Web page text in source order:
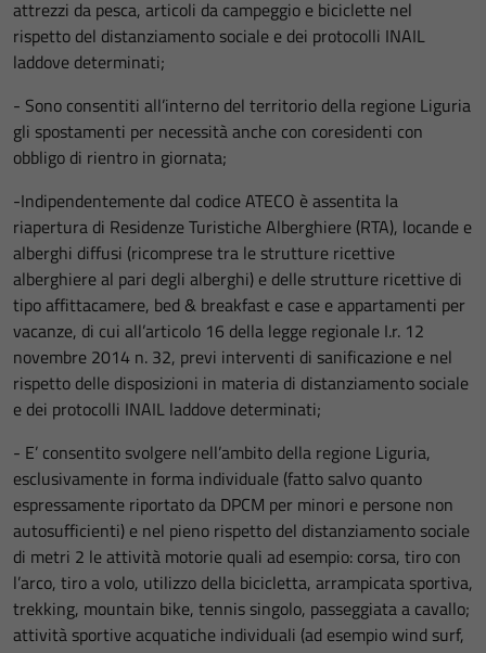
attrezzi da pesca, articoli da campeggio e biciclette nel
rispetto del distanziamento sociale e dei protocolli INAIL
laddove determinati;
- Sono consentiti all’interno del territorio della regione Liguria
gli spostamenti per necessità anche con coresidenti con
obbligo di rientro in giornata;
-Indipendentemente dal codice ATECO è assentita la
riapertura di Residenze Turistiche Alberghiere (RTA), locande e
alberghi diffusi (ricomprese tra le strutture ricettive
alberghiere al pari degli alberghi) e delle strutture ricettive di
tipo affittacamere, bed & breakfast e case e appartamenti per
vacanze, di cui all’articolo 16 della legge regionale I.r. 12
novembre 2014 n. 32, previ interventi di sanificazione e nel
rispetto delle disposizioni in materia di distanziamento sociale
e dei protocolli INAIL laddove determinati;
- E’ consentito svolgere nell’ambito della regione Liguria,
esclusivamente in forma individuale (fatto salvo quanto
espressamente riportato da DPCM per minori e persone non
autosufficienti) e nel pieno rispetto del distanziamento sociale
di metri 2 le attività motorie quali ad esempio: corsa, tiro con
l’arco, tiro a volo, utilizzo della bicicletta, arrampicata sportiva,
trekking, mountain bike, tennis singolo, passeggiata a cavallo;
attività sportive acquatiche individuali (ad esempio wind surf,